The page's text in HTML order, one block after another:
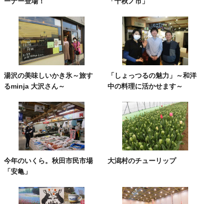
湯沢の美味しいかき氷～旅す
るminja 大沢さん～
「しょっつるの魅力」～和洋
中の料理に活かせます～
今年のいくら。秋田市民市場
「安亀」
大潟村のチューリップ